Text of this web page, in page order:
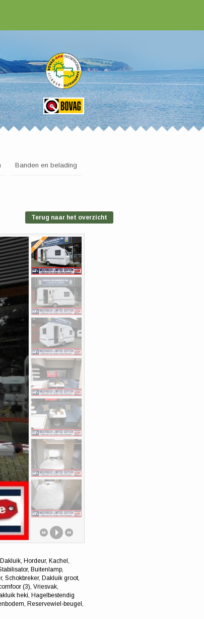
Banden en belading
Terug naar het overzicht
Hordeur, Kachel,
Buitenlamp,
Schokbreker, Dakluik groot,
(3), Vriesvak,
heki, Hagelbestendig
Reservewiel-beugel,